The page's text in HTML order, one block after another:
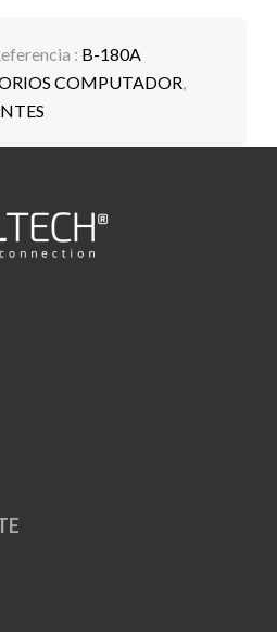
: B-180A
COMPUTADOR,